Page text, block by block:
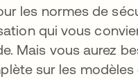
les normes de
qui vous
Mais vous aurez
sur les